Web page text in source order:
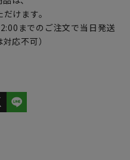
けます。
までのご注文で当日発送
応不可）